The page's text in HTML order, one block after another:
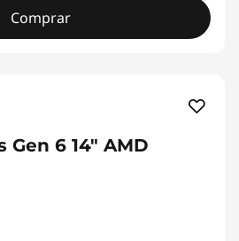
Comprar
Gen 6 14" AMD